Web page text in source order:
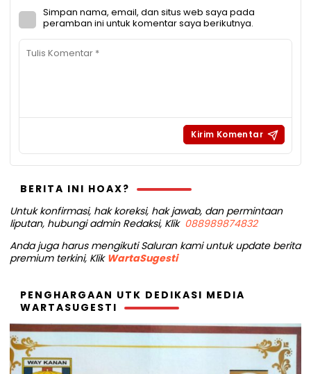
Simpan nama, email, dan situs web saya pada
peramban ini untuk komentar saya berikutnya.
BERITA INI HOAX?
Untuk konfirmasi, hak koreksi, hak jawab, dan permintaan
liputan, hubungi admin Redaksi, Klik 088989874832
Anda juga harus mengikuti Saluran kami untuk update berita
premium terkini, Klik WartaSugesti
PENGHARGAAN UTK DEDIKASI MEDIA
WARTASUGESTI